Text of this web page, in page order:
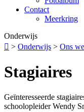
Contact
Meerkring
Onderwijs
 > Onderwijs > Ons
Stagiaires
Geïnteresseerde
schoolopleider Wendy